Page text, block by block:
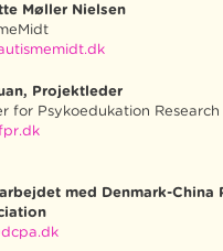
Møller Nielsen
Projektleder
for Psykoedukation Research
med Denmark-China